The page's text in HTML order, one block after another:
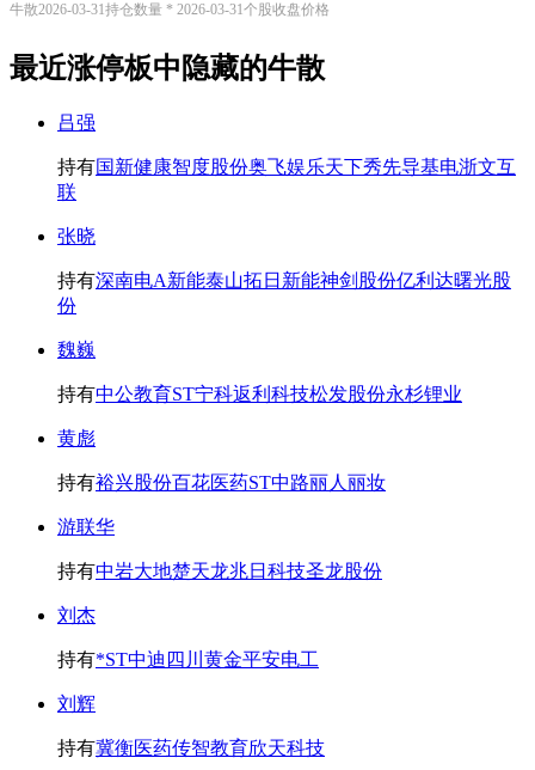
牛散2026-03-31持仓数量 * 2026-03-31个股收盘价格
最近涨停板中隐藏的牛散
吕强
持有国新健康智度股份奥飞娱乐天下秀先导基电浙文互
联
张晓
持有深南电A新能泰山拓日新能神剑股份亿利达曙光股
份
魏巍
持有中公教育ST宁科返利科技松发股份永杉锂业
黄彪
持有裕兴股份百花医药ST中路丽人丽妆
游联华
持有中岩大地楚天龙兆日科技圣龙股份
刘杰
持有*ST中迪 四川黄金平安电工
刘辉
持有冀衡医药传智教育欣天科技